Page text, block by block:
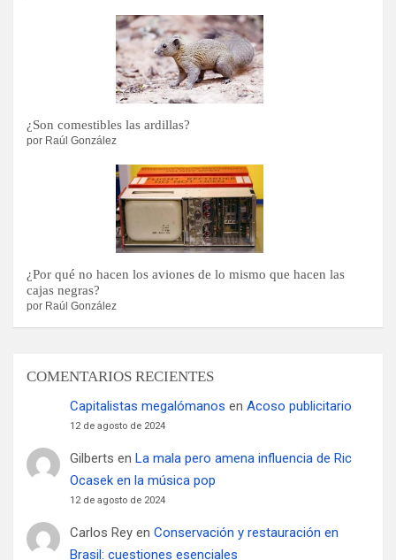
¿Son comestibles las ardillas?
por Raúl González
¿Por qué no hacen los aviones de lo mismo que hacen las
cajas negras?
por Raúl González
COMENTARIOS RECIENTES
Capitalistas megalómanos en Acoso publicitario
12 de agosto de 2024
Gilberts en La mala pero amena influencia de Ric
Ocasek en la música pop
12 de agosto de 2024
Carlos Reyen Conservación y restauración en
Brasil: cuestiones esenciales